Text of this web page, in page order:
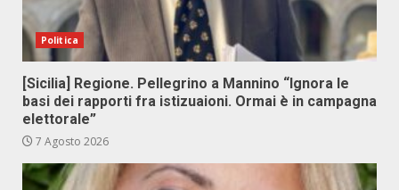
Politica
[Sicilia] Regione. Pellegrino a Mannino “Ignora le
basi dei rapporti fra istizuaioni. Ormai è in campagna
elettorale”
7 Agosto 2026